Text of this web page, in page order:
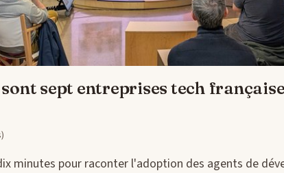
sept entreprises tech
minutes pour raconter l'adoption des agents de